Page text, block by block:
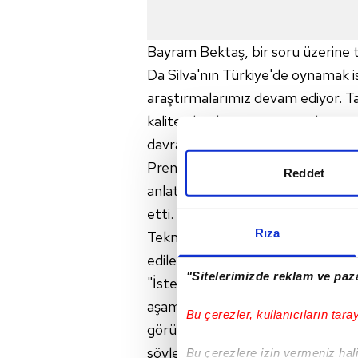
Rıza
"Sitelerimizde reklam ve
Bu çerezler, kullanıcıların
Bu çerezlere izin vermeniz
Reddet
Bayram Bektaş, bir soru
Da Silva'nın Türkiye'de
araştırmalarımız devam ediyor.
kalite olarak uygun oyuncuları
davranıyoruz."
Prensip anlaşmasına vardıkları
anlatan Bektaş, transferi resmi
etti.
Teknik direktör Bektaş, Erzurum
edilebileceğinin sorulması
"İsteriz ki katılsın kampa ve
aşamasındasınız, 'yarın
görünürken 3-5 gün daha
söyleyemiyoruz. Üç takım